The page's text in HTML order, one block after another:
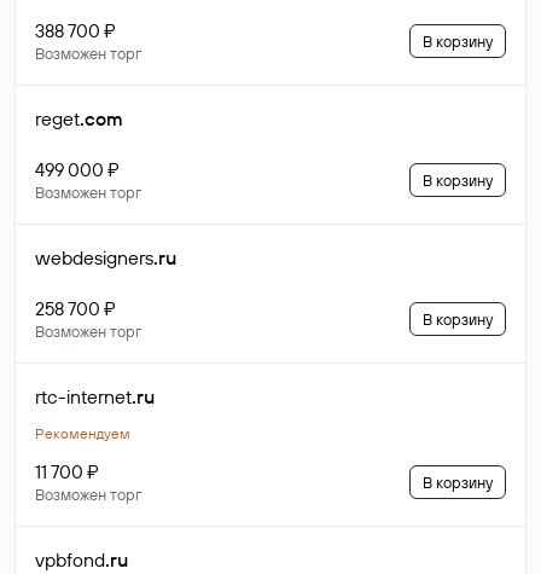
388 700 ₽
Возможен торг
В корзину
reget.com
499 000 ₽
Возможен торг
В корзину
webdesigners.ru
258 700 ₽
Возможен торг
В корзину
rtc-internet.ru
Рекомендуем
11 700 ₽
Возможен торг
В корзину
vpbfond.ru